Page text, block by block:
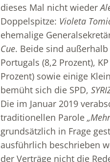
dieses Mal nicht wieder
Doppelspitze: Violeta
ehemalige
Cue. Beide sind
Portugals (8,2 Prozent),
Prozent) sowie einige
bemüht sich die SPD,
Die im Januar 2019
traditionellen Parole
grundsätzlich in Frage
ausführlich beschrieben
der Verträge nicht die